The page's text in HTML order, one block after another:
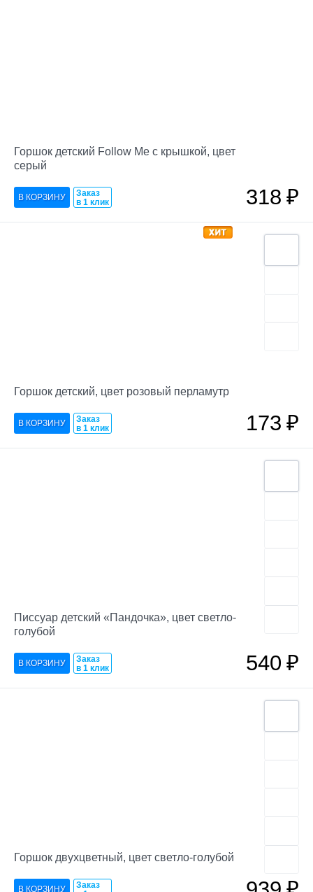
Горшок детский Follow Me с крышкой, цвет
серый
Заказ
в 1 клик
318₽
Горшок детский, цвет розовый перламутр
Заказ
в 1 клик
173₽
Писсуар детский «Пандочка», цвет светло-
голубой
Заказ
в 1 клик
540₽
Горшок двухцветный, цвет светло-голубой
Заказ